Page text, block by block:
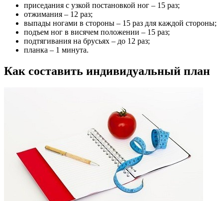
приседания с узкой постановкой ног – 15 раз;
отжимания – 12 раз;
выпады ногами в стороны – 15 раз для каждой стороны;
подъем ног в висячем положении – 15 раз;
подтягивания на брусьях – до 12 раз;
планка – 1 минута.
Как составить индивидуальный план